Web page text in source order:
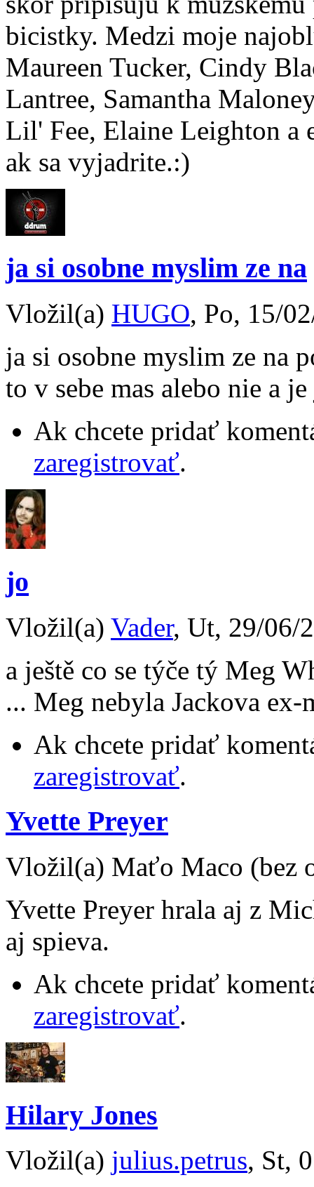
bicistky. Medzi moje
Maureen Tucker, Cindy
Lantree, Samantha
Lil' Fee, Elaine Leighton a
ak sa vyjadrite.:)
ja si osobne myslim ze na
Vložil(a) HUGO, Po, 15/
ja si osobne myslim ze na
to v sebe mas alebo nie a
Ak chcete pridať
zaregistrovať.
jo
Vložil(a) Vader, Ut, 29/06/
a ještě co se týče tý Meg
... Meg nebyla Jackova ex-
Ak chcete pridať
zaregistrovať.
Yvette Preyer
Vložil(a) Maťo Maco (bez
Yvette Preyer hrala aj z
aj spieva.
Ak chcete pridať
zaregistrovať.
Hilary Jones
Vložil(a) julius.petrus, St,